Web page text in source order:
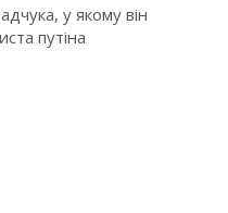
у якому він
путіна